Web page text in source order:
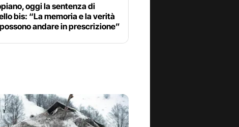
oggi la sentenza di
bis: “La memoria e la verità
andare in prescrizione”